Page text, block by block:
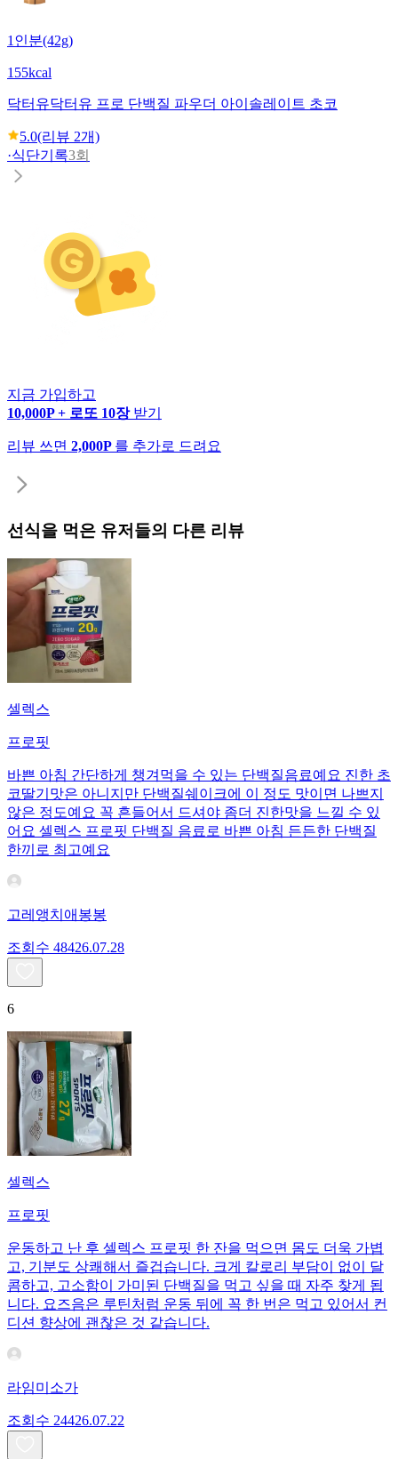
1인분(42g)
155kcal
닥터유닥터유 프로 단백질 파우더 아이솔레이트 초코
5.0(리뷰 2개)
·식단기록3회
지금 가입하고
10,000P + 로또 10장 받기
리뷰 쓰면 2,000P 를 추가로 드려요
선식을 먹은 유저들의 다른 리뷰
셀렉스
프로핏
바쁜 아침 간단하게 챙겨먹을 수 있는 단백질음료예요 진한 초
코딸기맛은 아니지만 단백질쉐이크에 이 정도 맛이면 나쁘지
않은 정도예요 꼭 흔들어서 드셔야 좀더 진한맛을 느낄 수 있
어요 셀렉스 프로핏 단백질 음료로 바쁜 아침 든든한 단백질
한끼로 최고예요
고레앵치애봉봉
조회수 48426.07.28
6
셀렉스
프로핏
운동하고 난 후 셀렉스 프로핏 한 잔을 먹으면 몸도 더욱 가볍
고, 기분도 상쾌해서 즐겁습니다. 크게 칼로리 부담이 없이 달
콤하고, 고소함이 가미된 단백질을 먹고 싶을 때 자주 찾게 됩
니다. 요즈음은 루틴처럼 운동 뒤에 꼭 한 번은 먹고 있어서 컨
디션 향상에 괜찮은 것 같습니다.
라임미소가
조회수 24426.07.22